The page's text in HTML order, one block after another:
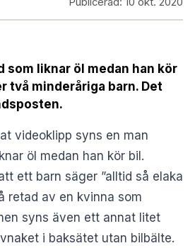
som liknar öl medan han kör
två minderåriga barn. Det
videoklipp syns en man
öl medan han kör bil.
ett barn säger ”alltid så elaka
retad av en kvinna som
syns även ett annat litet
i baksätet utan bilbälte.